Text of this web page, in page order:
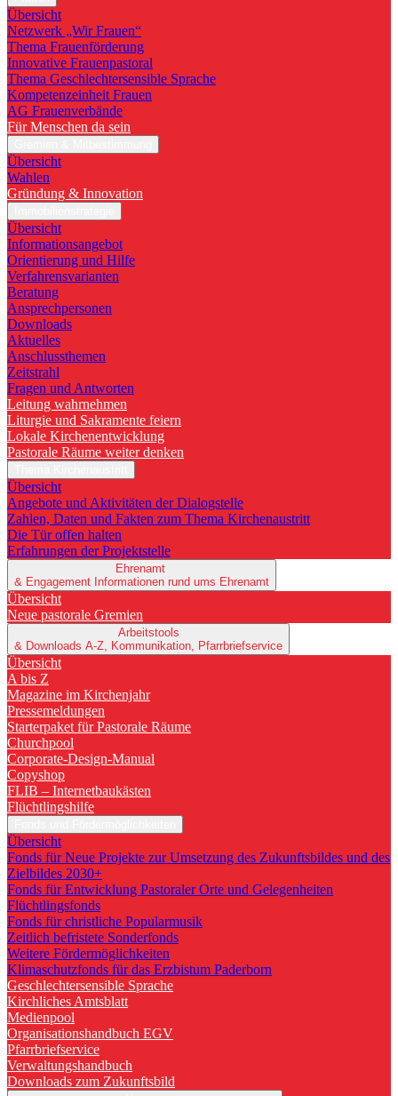
Übersicht
Netzwerk „Wir Frauen“
Thema Frauenförderung
Innovative Frauenpastoral
Thema Geschlechtersensible Sprache
Kompetenzeinheit Frauen
AG Frauenverbände
Für Menschen da sein
Übersicht
Wahlen
Gründung & Innovation
Übersicht
Informationsangebot
Orientierung und Hilfe
Verfahrensvarianten
Beratung
Ansprechpersonen
Downloads
Aktuelles
Anschlussthemen
Zeitstrahl
Fragen und Antworten
Leitung wahrnehmen
Liturgie und Sakramente feiern
Lokale Kirchenentwicklung
Pastorale Räume weiter denken
Übersicht
Angebote und Aktivitäten der Dialogstelle
Zahlen, Daten und Fakten zum Thema Kirchenaustritt
Die Tür offen halten
Erfahrungen der Projektstelle
Ehrenamt
& Engagement Informationen rund ums Ehrenamt
Übersicht
Neue pastorale Gremien
Arbeitstools
& Downloads A-Z, Kommunikation, Pfarrbriefservice
Übersicht
A bis Z
Magazine im Kirchenjahr
Pressemeldungen
Starterpaket für Pastorale Räume
Churchpool
Corporate-Design-Manual
Copyshop
FLIB – Internetbaukästen
Flüchtlingshilfe
Übersicht
Fonds für Neue Projekte zur Umsetzung des Zukunftsbildes und des
Zielbildes 2030+
Fonds für Entwicklung Pastoraler Orte und Gelegenheiten
Flüchtlingsfonds
Fonds für christliche Popularmusik
Zeitlich befristete Sonderfonds
Weitere Fördermöglichkeiten
Klimaschutzfonds für das Erzbistum Paderborn
Geschlechtersensible Sprache
Kirchliches Amtsblatt
Medienpool
Organisationshandbuch EGV
Pfarrbriefservice
Verwaltungshandbuch
Downloads zum Zukunftsbild